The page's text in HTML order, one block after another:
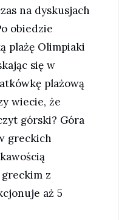
na dyskusjach
obiedzie
plażę Olimpiaki
się w
plażową
wiecie, że
górski? Góra
greckich
z
aż 5